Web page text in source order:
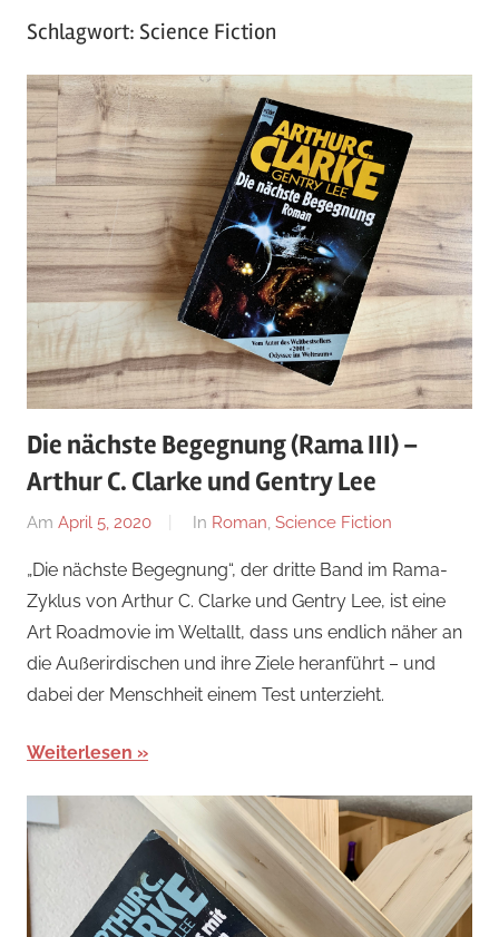
Schlagwort: Science Fiction
Die nächste Begegnung (Rama III) –
Arthur C. Clarke und Gentry Lee
Am April 5, 2020
Von
In Roman, Science Fiction
„Die nächste Begegnung“, der dritte Band im Rama-
Zyklus von Arthur C. Clarke und Gentry Lee, ist eine
Art Roadmovie im Weltallt, dass uns endlich näher an
die Außerirdischen und ihre Ziele heranführt – und
dabei der Menschheit einem Test unterzieht.
Weiterlesen